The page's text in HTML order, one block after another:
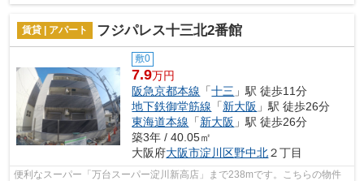
賃貸 | アパート フジパレス十三北2番館
敷0
7.9万円
阪急京都本線 「十三 」駅 徒歩11分
地下鉄御堂筋線 「新大阪 」駅 徒歩26分
東海道本線 「新大阪 」駅 徒歩26分
築3年 / 40.05㎡
大阪府大阪市淀川区野中北２丁目
便利なスーパー「万台スーパー淀川新高店」まで238mです。こちらの物件